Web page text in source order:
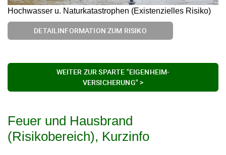
Hochwasser u. Naturkatastrophen (Existenzielles Risiko)
DETAILINFORMATION ZUM RISIKO
WEITER ZUR SPARTE "EIGENHEIM-
VERSICHERUNG" >
Feuer und Hausbrand
(Risikobereich), Kurzinfo